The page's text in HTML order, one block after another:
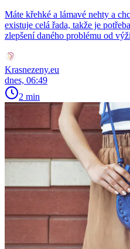
Máte křehké a lámavé nehty a
existuje celá řada, takže je
zlepšení daného problému od
Krasnezeny.eu
dnes, 06:49
2 min